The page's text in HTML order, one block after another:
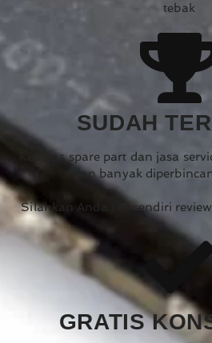
tebak
SUDAH
Kualitas spare part dan jasa
dan banyak
Silahkan Anda cek sendiri
GRATIS